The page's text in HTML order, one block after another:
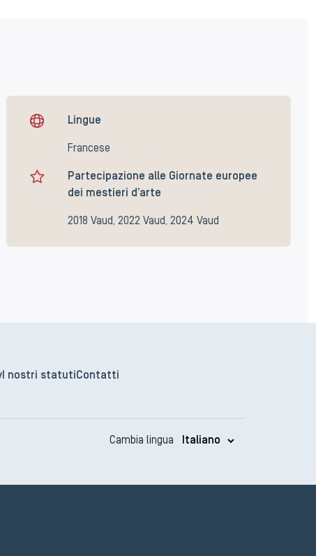
Lingue
Francese
Partecipazione alle Giornate europee
dei mestieri d’arte
2018 Vaud, 2022 Vaud, 2024 Vaud
I nostri statuti Contatti
Cambia lingua